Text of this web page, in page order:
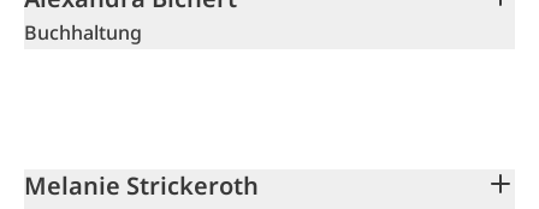
Buchhaltung
Melanie Strickeroth